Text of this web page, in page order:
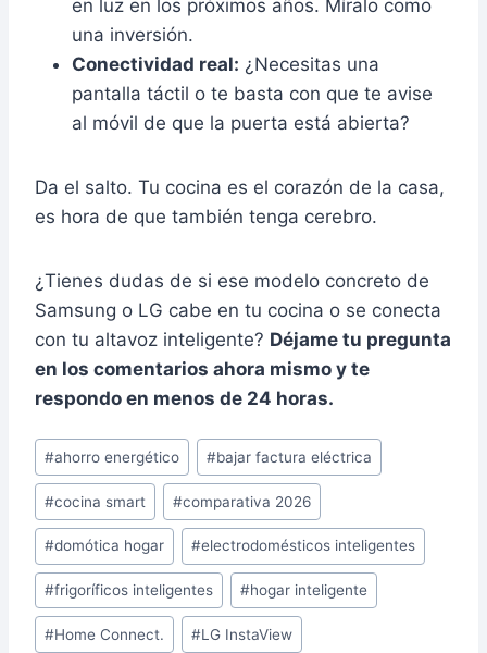
en luz en los próximos años. Míralo como
una inversión.
Conectividad real: ¿Necesitas una
pantalla táctil o te basta con que te avise
al móvil de que la puerta está abierta?
Da el salto. Tu cocina es el corazón de la casa,
es hora de que también tenga cerebro.
¿Tienes dudas de si ese modelo concreto de
Samsung o LG cabe en tu cocina o se conecta
con tu altavoz inteligente? Déjame tu pregunta
en los comentarios ahora mismo y te
respondo en menos de 24 horas.
Etiquetas
de
la
entrada:
#ahorro energético #bajar factura eléctrica
#cocina smart #comparativa 2026
#domótica hogar #electrodomésticos inteligentes
#frigoríficos inteligentes #hogar inteligente
#Home Connect. #LG InstaView